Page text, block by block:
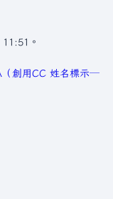
。
（創用CC 姓名標示─